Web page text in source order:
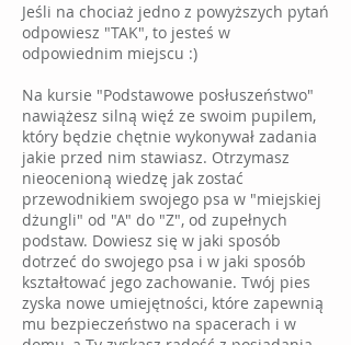
Jeśli na chociaż jedno z powyższych pytań
odpowiesz "TAK", to jesteś w
odpowiednim miejscu :)
Na kursie "Podstawowe posłuszeństwo"
nawiążesz silną więź ze swoim pupilem,
który będzie chętnie wykonywał zadania
jakie przed nim stawiasz. Otrzymasz
nieocenioną wiedzę jak zostać
przewodnikiem swojego psa w "miejskiej
dżungli" od "A" do "Z", od zupełnych
podstaw. Dowiesz się w jaki sposób
dotrzeć do swojego psa i w jaki sposób
kształtować jego zachowanie. Twój pies
zyska nowe umiejętności, które zapewnią
mu bezpieczeństwo na spacerach i w